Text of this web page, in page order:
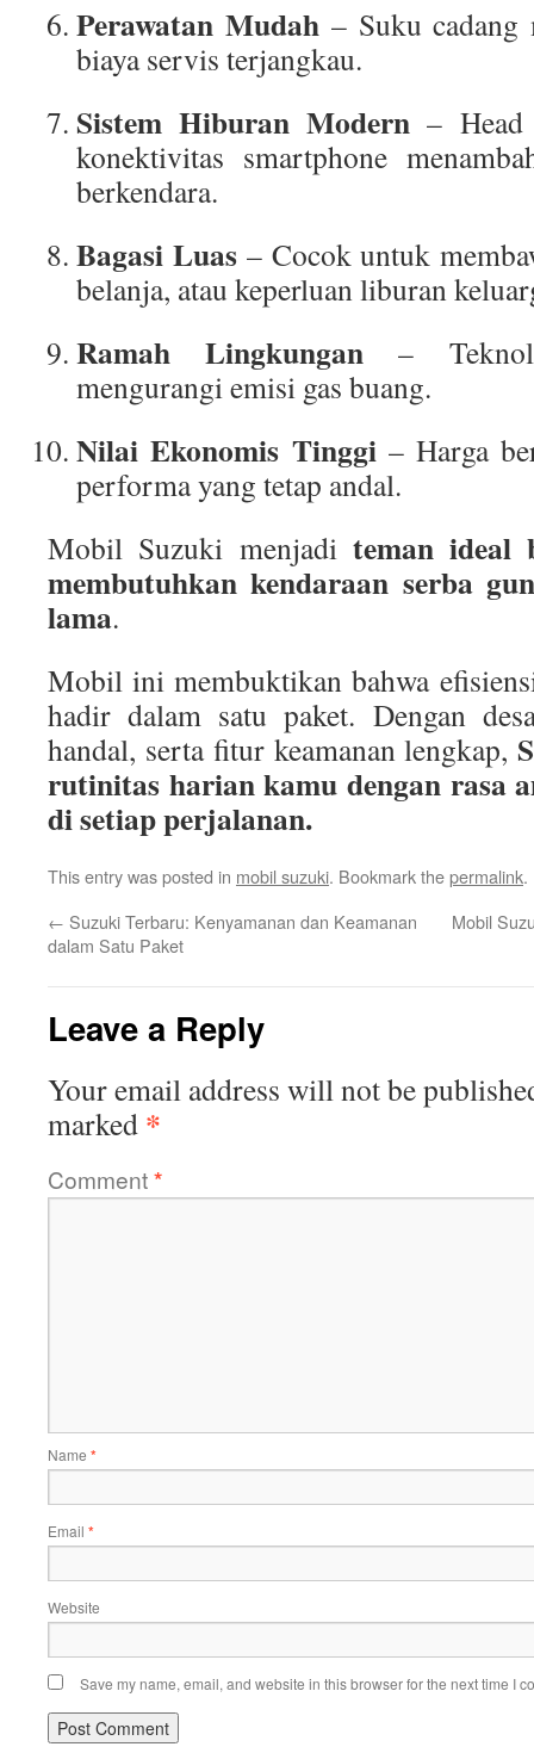
Perawatan Mudah– Suku cadang
biaya servis terjangkau.
Sistem Hiburan Modern – Head
konektivitas smartphone
berkendara.
Bagasi Luas– Cocok untuk
belanja, atau keperluan liburan
Ramah Lingkungan –
mengurangi emisi gas buang.
Nilai Ekonomis Tinggi– Harga
performa yang tetap andal.
Mobil Suzuki menjadi teman ideal
membutuhkan kendaraan serba
lama.
Mobil ini membuktikan bahwa
hadir dalam satu paket. Dengan
handal, serta fitur keamanan lengkap,
rutinitas harian kamu dengan rasa
di setiap perjalanan.
This entry was posted in mobil suzuki. Bookmark thepermalink.
← Suzuki Terbaru: Kenyamanan dan Keamanan
dalam Satu Paket
Mobil
Leave a Reply
Your email address will not be
marked *
Comment*
Name *
Email *
Website
Save my name, email, and website in this browser for the next time I